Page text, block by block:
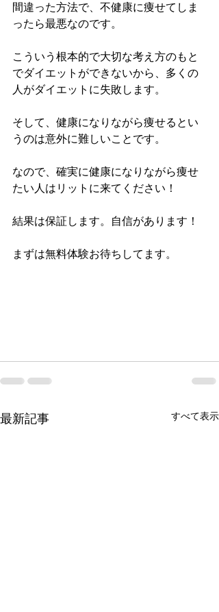
間違った方法で、不健康に痩せてしま
ったら最悪なのです。
こういう根本的で大切な考え方のもと
でダイエットができないから、多くの
人がダイエットに失敗します。
そして、健康になりながら痩せるとい
うのは意外に難しいことです。
なので、確実に健康になりながら痩せ
たい人はリットに来てください！
結果は保証します。自信があります！
まずは無料体験お待ちしてます。
最新記事 すべて表示